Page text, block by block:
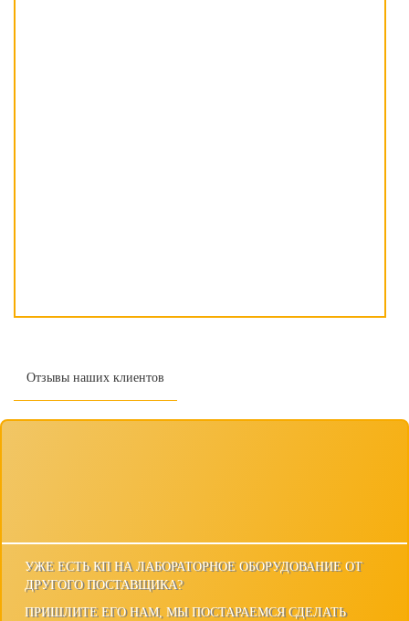
УЖЕ ЕСТЬ КП НА ЛАБОРАТОРНОЕ ОБОРУДОВАНИЕ ОТ
ДРУГОГО ПОСТАВЩИКА?
ПРИШЛИТЕ ЕГО НАМ, МЫ ПОСТАРАЕМСЯ СДЕЛАТЬ
Отзывы наших клиентов